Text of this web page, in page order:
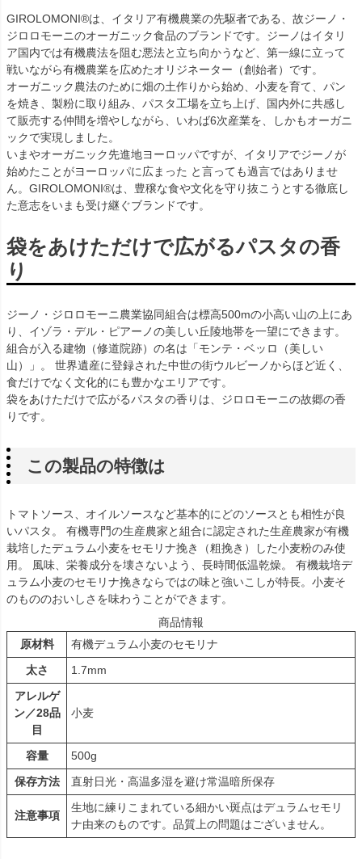
GIROLOMONI®は、イタリア有機農業の先駆者である、故ジーノ・
ジロロモーニのオーガニック食品のブランドです。ジーノはイタリ
ア国内では有機農法を阻む悪法と立ち向かうなど、第一線に立って
戦いながら有機農業を広めたオリジネーター（創始者）です。
オーガニック農法のために畑の土作りから始め、小麦を育て、パン
を焼き、製粉に取り組み、パスタ工場を立ち上げ、国内外に共感し
て販売する仲間を増やしながら、いわば6次産業を、しかもオーガニ
ックで実現しました。
いまやオーガニック先進地ヨーロッパですが、イタリアでジーノが
始めたことがヨーロッパに広まった と言っても過言ではありませ
ん。GIROLOMONI®は、豊穣な食や文化を守り抜こうとする徹底し
た意志をいまも受け継ぐブランドです。
袋をあけただけで広がるパスタの香
り
ジーノ・ジロロモーニ農業協同組合は標高500mの小高い山の上にあ
り、イゾラ・デル・ピアーノの美しい丘陵地帯を一望にできます。
組合が入る建物（修道院跡）の名は「モンテ・ベッロ（美しい
山）」。 世界遺産に登録された中世の街ウルビーノからほど近く、
食だけでなく文化的にも豊かなエリアです。
袋をあけただけで広がるパスタの香りは、ジロロモーニの故郷の香
りです。
この製品の特徴は
トマトソース、オイルソースなど基本的にどのソースとも相性が良
いパスタ。 有機専門の生産農家と組合に認定された生産農家が有機
栽培したデュラム小麦をセモリナ挽き（粗挽き）した小麦粉のみ使
用。 風味、栄養成分を壊さないよう、長時間低温乾燥。 有機栽培デ
ュラム小麦のセモリナ挽きならではの味と強いこしが特長。小麦そ
のもののおいしさを味わうことができます。
商品情報
原材料
有機デュラム小麦のセモリナ
太さ
1.7mm
アレルゲ
ン／28品
目
小麦
容量
500g
保存方法
直射日光・高温多湿を避け常温暗所保存
注意事項
生地に練りこまれている細かい斑点はデュラムセモリ
ナ由来のものです。品質上の問題はございません。